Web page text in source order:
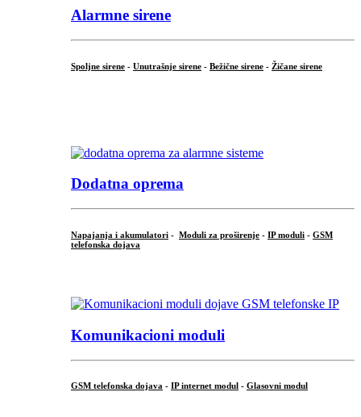
Alarmne sirene
Spoljne sirene - Unutrašnje sirene - Bežične sirene - Žičane sirene
Dodatna oprema
Napajanja i akumulatori - Moduli za proširenje - IP moduli - GSM
telefonska dojava
Komunikacioni moduli
GSM telefonska dojava - IP internet modul - Glasovni modul